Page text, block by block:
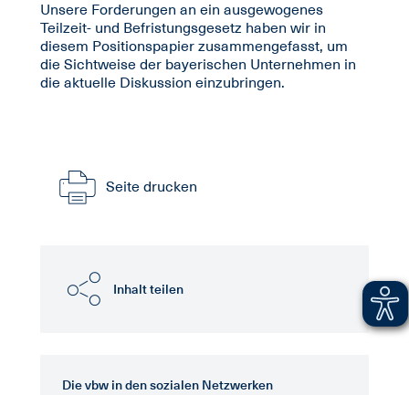
Unsere Forderungen an ein ausgewogenes
Teilzeit- und Befristungsgesetz haben wir in
diesem Positionspapier zusammengefasst, um
die Sichtweise der bayerischen Unternehmen in
die aktuelle Diskussion einzubringen.
Seite drucken
Inhalt teilen
Die vbw in den sozialen Netzwerken